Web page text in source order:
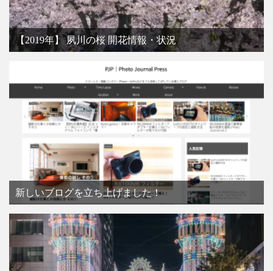
【2019年】 夙川の桜 開花情報・状況
新しいブログを立ち上げました！